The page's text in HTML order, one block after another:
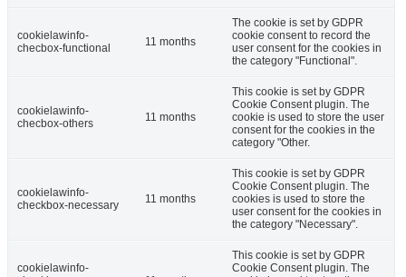
cookielawinfo-
checbox-functional
11 months
The cookie is set by GDPR
cookie consent to record the
user consent for the cookies in
the category "Functional".
cookielawinfo-
checbox-others
11 months
This cookie is set by GDPR
Cookie Consent plugin. The
cookie is used to store the user
consent for the cookies in the
category "Other.
cookielawinfo-
checkbox-necessary
11 months
This cookie is set by GDPR
Cookie Consent plugin. The
cookies is used to store the
user consent for the cookies in
the category "Necessary".
cookielawinfo-
This cookie is set by GDPR
Cookie Consent plugin. The